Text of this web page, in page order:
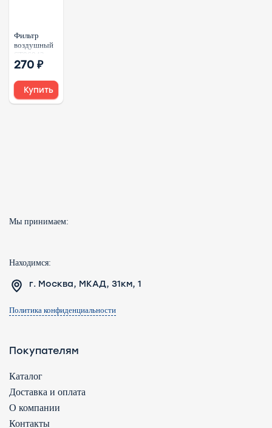
Фильтр
воздушный
ST86042
(1/50/68)
270 ₽
Купить
Мы принимаем:
Находимся:
г. Москва, МКАД, 31км, 1
Политика конфиденциальности
Покупателям
Каталог
Доставка и оплата
О компании
Контакты